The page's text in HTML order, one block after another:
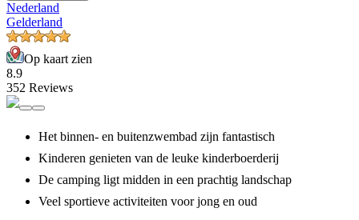
Nederland
Gelderland
Op kaart zien
8.9
352 Reviews
Het binnen- en buitenzwembad zijn fantastisch
Kinderen genieten van de leuke kinderboerderij
De camping ligt midden in een prachtig landschap
Veel sportieve activiteiten voor jong en oud